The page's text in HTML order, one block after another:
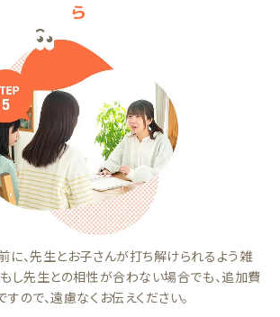
ら
に、先生とお子さんが打ち解けられるよう雑
し先生との相性が合わない場合でも、追加費
ので、遠慮なくお伝えください。